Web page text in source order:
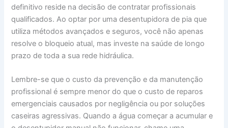
definitivo reside na decisão de contratar profissionais
qualificados. Ao optar por uma desentupidora de pia que
utiliza métodos avançados e seguros, você não apenas
resolve o bloqueio atual, mas investe na saúde de longo
prazo de toda a sua rede hidráulica.
Lembre-se que o custo da prevenção e da manutenção
profissional é sempre menor do que o custo de reparos
emergenciais causados por negligência ou por soluções
caseiras agressivas. Quando a água começar a acumular e